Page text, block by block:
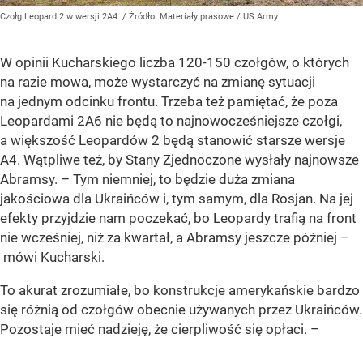
Czołg Leopard 2 w wersji 2A4. / Źródło: Materiały prasowe / US Army
W opinii Kucharskiego liczba 120-150 czołgów, o których
na razie mowa, może wystarczyć na zmianę sytuacji
na jednym odcinku frontu. Trzeba też pamiętać, że poza
Leopardami 2A6 nie będą to najnowocześniejsze czołgi,
a większość Leopardów 2 będą stanowić starsze wersje
A4. Wątpliwe też, by Stany Zjednoczone wysłały najnowsze
Abramsy. – Tym niemniej, to będzie duża zmiana
jakościowa dla Ukraińców i, tym samym, dla Rosjan. Na jej
efekty przyjdzie nam poczekać, bo Leopardy trafią na front
nie wcześniej, niż za kwartał, a Abramsy jeszcze później –
mówi Kucharski.
To akurat zrozumiałe, bo konstrukcje amerykańskie bardzo
się różnią od czołgów obecnie używanych przez Ukraińców.
Pozostaje mieć nadzieję, że cierpliwość się opłaci. –